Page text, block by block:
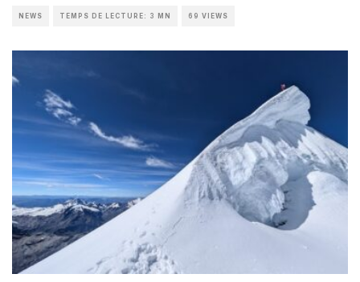
NEWS TEMPS DE LECTURE: 3 MN 69 VIEWS